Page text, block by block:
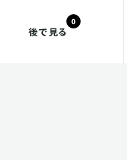
後で見る
0